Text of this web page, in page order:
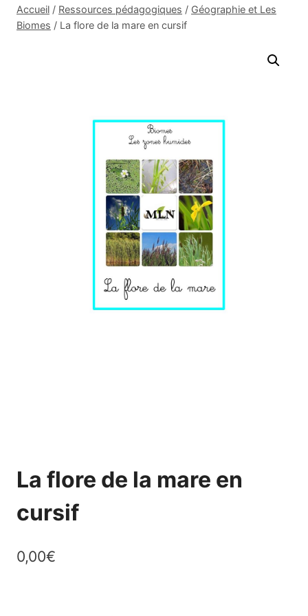
Accueil / Ressources pédagogiques / Géographie et Les
Biomes / La flore de la mare en cursif
La flore de la mare en
cursif
0,00€